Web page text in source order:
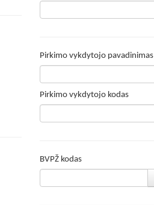
Pirkimo vykdytojo pavadinimas
Pirkimo vykdytojo kodas
BVPŽ kodas